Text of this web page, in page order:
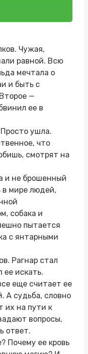
Чужая,
равной. Всю
мечтала о
и быть с
—
ее в
ушла.
что
смотрят на
и не брошенный
в мире людей,
собака и
пытается
с янтарными
Рагнар стал
ее искать.
еще считает ее
А судьба, словно
их на пути к
вопросы,
ответ.
Почему ее кровь